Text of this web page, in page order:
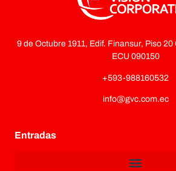
9 de Octubre 1911, Edif. Finansur, Piso
ECU 090150
+593-988160532
info@gvc.com.ec
Entradas